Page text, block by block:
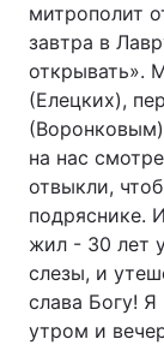
митрополит
завтра в
открывать».
(Елецких),
на нас
отвыкли,
подряснике.
жил - 30 лет
слезы, и
слава Богу!
утром и